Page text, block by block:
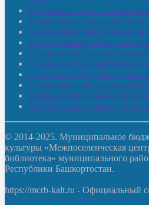
Кутеремская сельская
Кучашевская сельская
Малокачаковская сельская
Нижнекачмашевская
Новокильбахтинская
Сазовская сельская
Староорьебашевская
Старояшевская сельская
Тюльдинская сельская
Чилибеевская сельская
© 2014-2025. Муниципальное
культуры «Межпоселенческая
библиотека» муниципального
Республики Башкортостан.
https://mcrb-kalt.ru - Официальный